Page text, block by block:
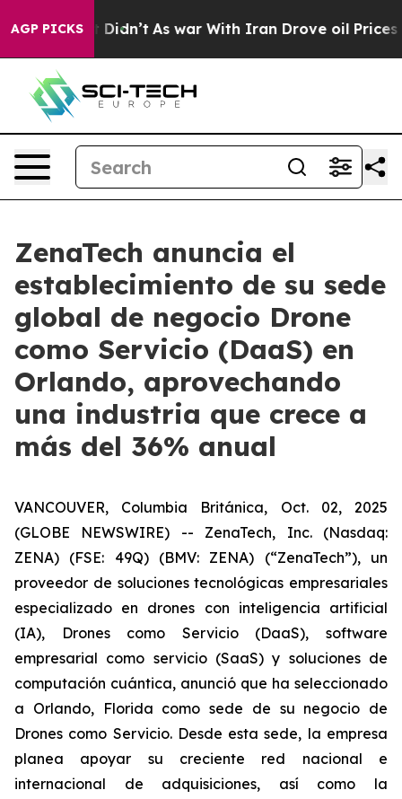
AGP PICKS
it Didn’t As war With Iran Drove oil Prices Higher,
ZenaTech anuncia el
establecimiento de su sede
global de negocio Drone
como Servicio (DaaS) en
Orlando, aprovechando
una industria que crece a
más del 36% anual
VANCOUVER, Columbia Británica, Oct. 02, 2025
(GLOBE NEWSWIRE) -- ZenaTech, Inc. (Nasdaq:
ZENA) (FSE: 49Q) (BMV: ZENA) (“ZenaTech”), un
proveedor de soluciones tecnológicas empresariales
especializado en drones con inteligencia artificial
(IA), Drones como Servicio (DaaS), software
empresarial como servicio (SaaS) y soluciones de
computación cuántica, anunció que ha seleccionado
a Orlando, Florida como sede de su negocio de
Drones como Servicio. Desde esta sede, la empresa
planea apoyar su creciente red nacional e
internacional de adquisiciones, así como la